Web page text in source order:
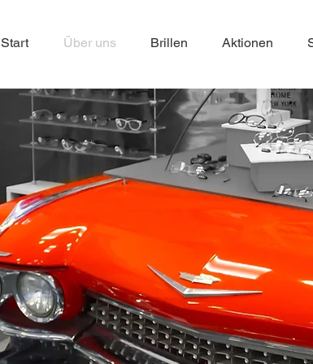
Start Über uns Brillen Aktionen